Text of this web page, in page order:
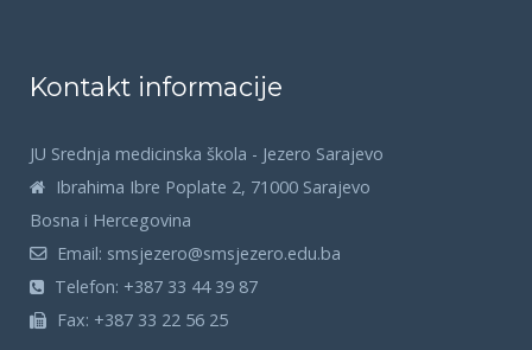
Kontakt informacije
JU Srednja medicinska škola - Jezero Sarajevo
Ibrahima Ibre Poplate 2, 71000 Sarajevo
Bosna i Hercegovina
Email: smsjezero@smsjezero.edu.ba
Telefon: +387 33 44 39 87
Fax: +387 33 22 56 25